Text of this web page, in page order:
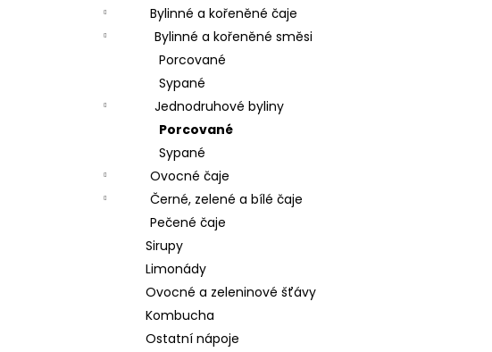
Bylinné a kořeněné čaje
Bylinné a kořeněné směsi
Porcované
Sypané
Jednodruhové byliny
Porcované
Sypané
Ovocné čaje
Černé, zelené a bílé čaje
Pečené čaje
Sirupy
Limonády
Ovocné a zeleninové šťávy
Kombucha
Ostatní nápoje